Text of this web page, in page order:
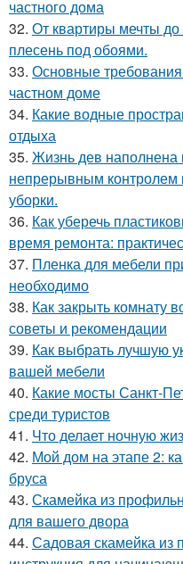
частного дома
32. От квартиры мечты
плесень под обоями.
33. Основные требования
частном доме
34. Какие водные
отдыха
35. Жизнь дев наполнена
непрерывным контролем
уборки.
36. Как уберечь
время ремонта:
37. Пленка для мебели
необходимо
38. Как закрыть комнату
советы и рекомендации
39. Как выбрать лучшую
вашей мебели
40. Какие мосты Санкт-
среди туристов
41. Что делает ночную
42. Мой дом на этапе 2:
бруса
43. Скамейка из
для вашего двора
44. Садовая скамейка из